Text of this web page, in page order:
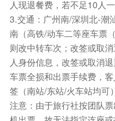
精华。后前往【潮州
照的背景“就是这里 潮
州城西郊，昔时是潮
池”。潮州西湖历史悠
也是崩堤冲成的瘦大
史。据《方舆纪要》
筑了北堤，才把它与
湖。后前往国家历史
人现退餐费，若不足10人
3.交通：广州南/深圳北-潮
南（高铁/动车二等座车票
则改中转车次；改签或取
人身份信息，改签或取消
车票全损和出票手续费，
签（南站/东站/火车站均可
注意：由于旅行社按团队